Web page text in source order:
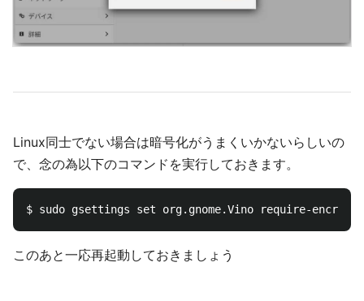
Linux同士でない場合は暗号化がうまくいかないらしいの
で、念の為以下のコマンドを実行しておきます。
このあと一応再起動しておきましょう